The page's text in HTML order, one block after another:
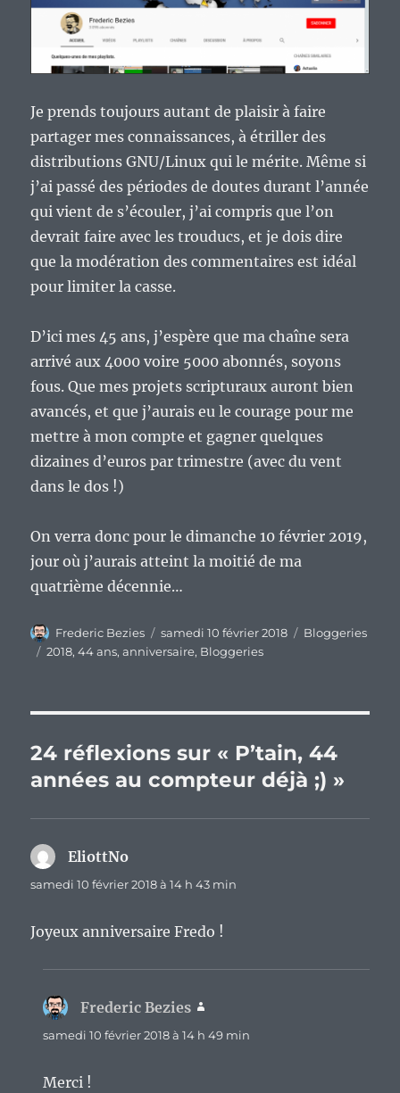
Je prends toujours autant de plaisir à faire
partager mes connaissances, à étriller des
distributions GNU/Linux qui le mérite. Même si
j’ai passé des périodes de doutes durant l’année
qui vient de s’écouler, j’ai compris que l’on
devrait faire avec les trouducs, et je dois dire
que la modération des commentaires est idéal
pour limiter la casse.
D’ici mes 45 ans, j’espère que ma chaîne sera
arrivé aux 4000 voire 5000 abonnés, soyons
fous. Que mes projets scripturaux auront bien
avancés, et que j’aurais eu le courage pour me
mettre à mon compte et gagner quelques
dizaines d’euros par trimestre (avec du vent
dans le dos !)
On verra donc pour le dimanche 10 février 2019,
jour où j’aurais atteint la moitié de ma
quatrième décennie…
Auteur
Frederic Bezies
Publié
le
samedi 10 février 2018 Catégories
Bloggeries
Étiquettes
2018,44 ans,anniversaire, Bloggeries
24 réflexions sur « P’tain, 44
années au compteur déjà ;) »
EliottNo
samedi 10 février 2018 à 14 h 43 min
Joyeux anniversaire Fredo !
Frederic Bezies
samedi 10 février 2018 à 14 h 49 min
Merci !